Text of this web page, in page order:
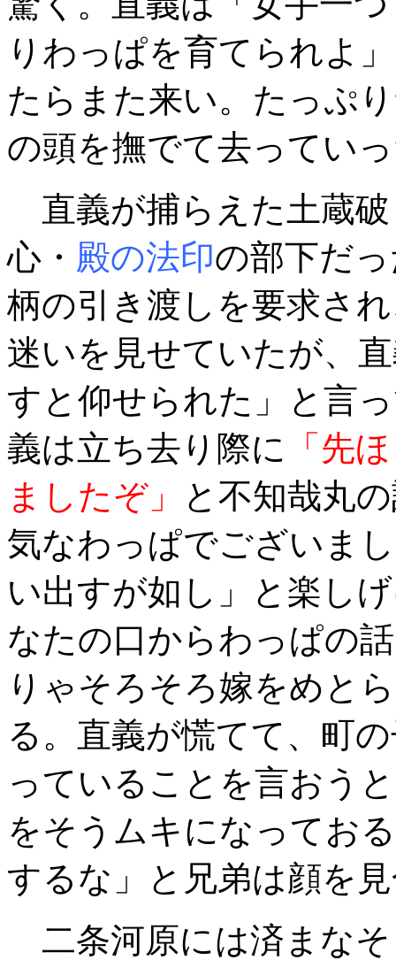
りわっぱを育てられよ
たらまた来い。たっぷ
の頭を撫でて去ってい
直義が捕らえた土蔵
心・ 殿の法印の部下だ
柄の引き渡しを要求さ
迷いを見せていたが、
すと仰せられた」と言
義は立ち去り際に 「先
ましたぞ」
と不知哉丸
気なわっぱでございま
い出すが如し」と楽し
なたの口からわっぱの
りゃそろそろ嫁をめと
る。直義が慌てて、町
っていることを言おう
をそうムキになってお
するな」と兄弟は顔を
二条河原には済まな